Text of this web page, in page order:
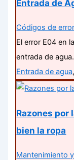
Entrada de
Códigos de
El error E04 en
entrada de
Entrada de agua,
Razones por
bien la ropa
Mantenimiento